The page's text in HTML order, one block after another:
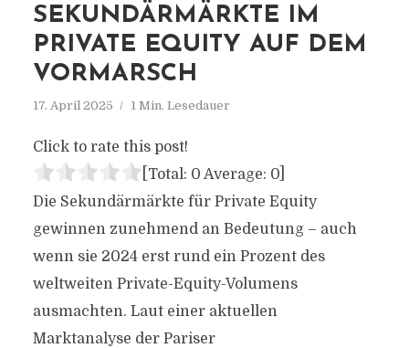
SEKUNDÄRMÄRKTE IM
PRIVATE EQUITY AUF DEM
VORMARSCH
17. April 2025 1 Min. Lesedauer
Click to rate this post!
[Total: 0 Average: 0]
Die Sekundärmärkte für Private Equity
gewinnen zunehmend an Bedeutung – auch
wenn sie 2024 erst rund ein Prozent des
weltweiten Private-Equity-Volumens
ausmachten. Laut einer aktuellen
Marktanalyse der Pariser